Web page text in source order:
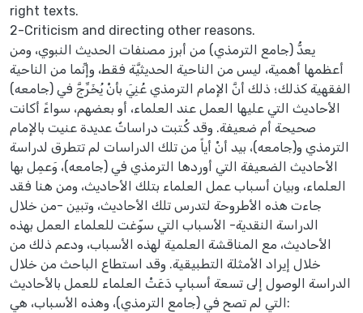
right texts.
2-Criticism and directing other reasons.
يعدُّ (جامع الترمذي) من أبرز مصنفات الحديث النبوي، ومن
أعظمها أهمية، ليس من الناحية الحديثيَّة فقط، وإنِّما من الناحية
الفقهية كذلك؛ ذلك أنَّ الإمام الترمذي عُنِيَ بأنْ يُخَرِّجَّ في (جامعه)
الأحاديث التي عليها العمل عند العلماء، أو بعضهم، سواءً أكانت
صحيحة أم ضعيفة. وقد كُتبت دراساتٌ عديدة عنيت بالإمام
الترمذي و(جامعه)، بيد أنْ أياً من تلك الدراسات لم تتطرق لدراسة
الأحاديث الضعيفة التي أوردها الترمذي في (جامعه)، وَعمِل بها
العلماء، وبيان أسباب عمل العلماء بتلك الأحاديث، ومن هنا فقد
جاءت هذه الأطروحة لتدرس تلك الأحاديث، وتبين -من خلال
الدراسة النقدية- الأسباب التي سوّغت للعلماء العمل بهذه
الأحاديث، مع المناقشة العلمية لهذه الأسباب، ودعم ذلك من
خلال إيراد الأمثلة التطبيقية. وقد استطاع الباحث من خلال
الدراسة الوصول إلى تسعة أسبابٍ دَعَتْ العلماء للعمل بالأحاديث
التي لم تصح في (جامع الترمذي)، وهذه الأسباب، هي: